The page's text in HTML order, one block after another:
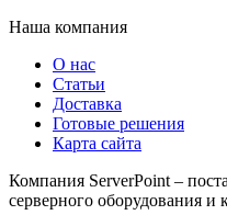
Наша компания
О нас
Статьи
Доставка
Готовые решения
Карта сайта
Компания ServerPoint –
серверного оборудования